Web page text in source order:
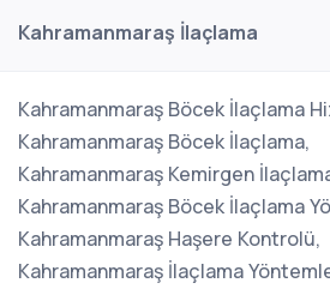
Kahramanmaraş İlaçlama
Kahramanmaraş Böcek İlaçlama
Kahramanmaraş Böcek İlaçlama,
Kahramanmaraş Kemirgen
Kahramanmaraş Böcek İlaçlama
Kahramanmaraş Haşere Kontrolü,
Kahramanmaraş İlaçlama